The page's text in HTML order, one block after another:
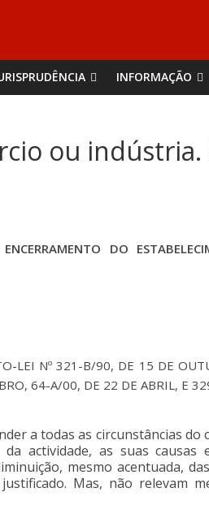
INFORMAÇÃO
ou
DO
LEI Nº 321-B/90, DE 15 DE
64-A/00, DE 22 DE ABRIL, E
a todas as circunstâncias
actividade, as suas
mesmo acentuada,
Mas, não relevam